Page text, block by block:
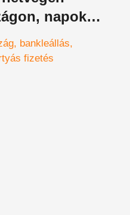
napokra
bankleállás
fizetés